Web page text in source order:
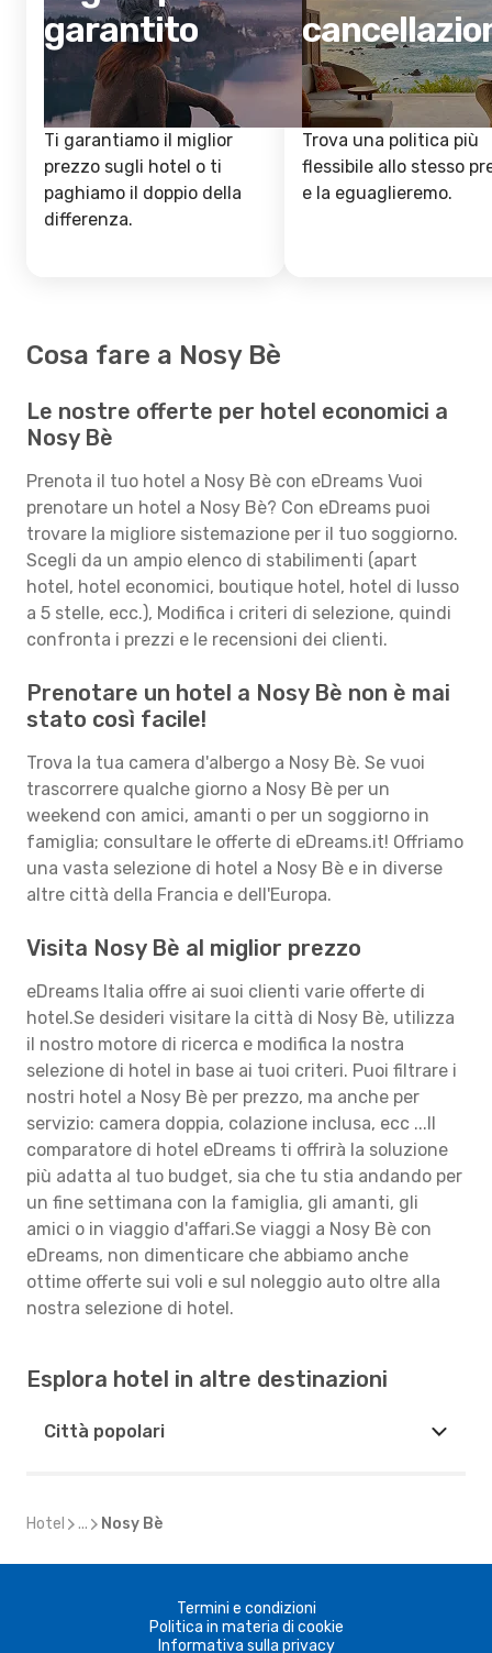
garantito
Ti garantiamo il miglior
prezzo sugli hotel o ti
paghiamo il doppio della
differenza.
Trova una politica più
flessibile allo stesso
e la eguaglieremo.
Cosa fare a Nosy Bè
Le nostre offerte per hotel economici a
Nosy Bè
Prenota il tuo hotel a Nosy Bè con eDreams Vuoi
prenotare un hotel a Nosy Bè? Con eDreams puoi
trovare la migliore sistemazione per il tuo soggiorno.
Scegli da un ampio elenco di stabilimenti (apart
hotel, hotel economici, boutique hotel, hotel di lusso
a 5 stelle, ecc.), Modifica i criteri di selezione, quindi
confronta i prezzi e le recensioni dei clienti.
Prenotare un hotel a Nosy Bè non è mai
stato così facile!
Trova la tua camera d'albergo a Nosy Bè. Se vuoi
trascorrere qualche giorno a Nosy Bè per un
weekend con amici, amanti o per un soggiorno in
famiglia; consultare le offerte di eDreams.it! Offriamo
una vasta selezione di hotel a Nosy Bè e in diverse
altre città della Francia e dell'Europa.
Visita Nosy Bè al miglior prezzo
eDreams Italia offre ai suoi clienti varie offerte di
hotel.Se desideri visitare la città di Nosy Bè, utilizza
il nostro motore di ricerca e modifica la nostra
selezione di hotel in base ai tuoi criteri. Puoi filtrare i
nostri hotel a Nosy Bè per prezzo, ma anche per
servizio: camera doppia, colazione inclusa, ecc ...Il
comparatore di hotel eDreams ti offrirà la soluzione
più adatta al tuo budget, sia che tu stia andando per
un fine settimana con la famiglia, gli amanti, gli
amici o in viaggio d'affari.Se viaggi a Nosy Bè con
eDreams, non dimenticare che abbiamo anche
ottime offerte sui voli e sul noleggio auto oltre alla
nostra selezione di hotel.
Esplora hotel in altre destinazioni
Città popolari
Hotel ... Nosy Bè
Termini e condizioni
Politica in materia di cookie
Informativa sulla privacy